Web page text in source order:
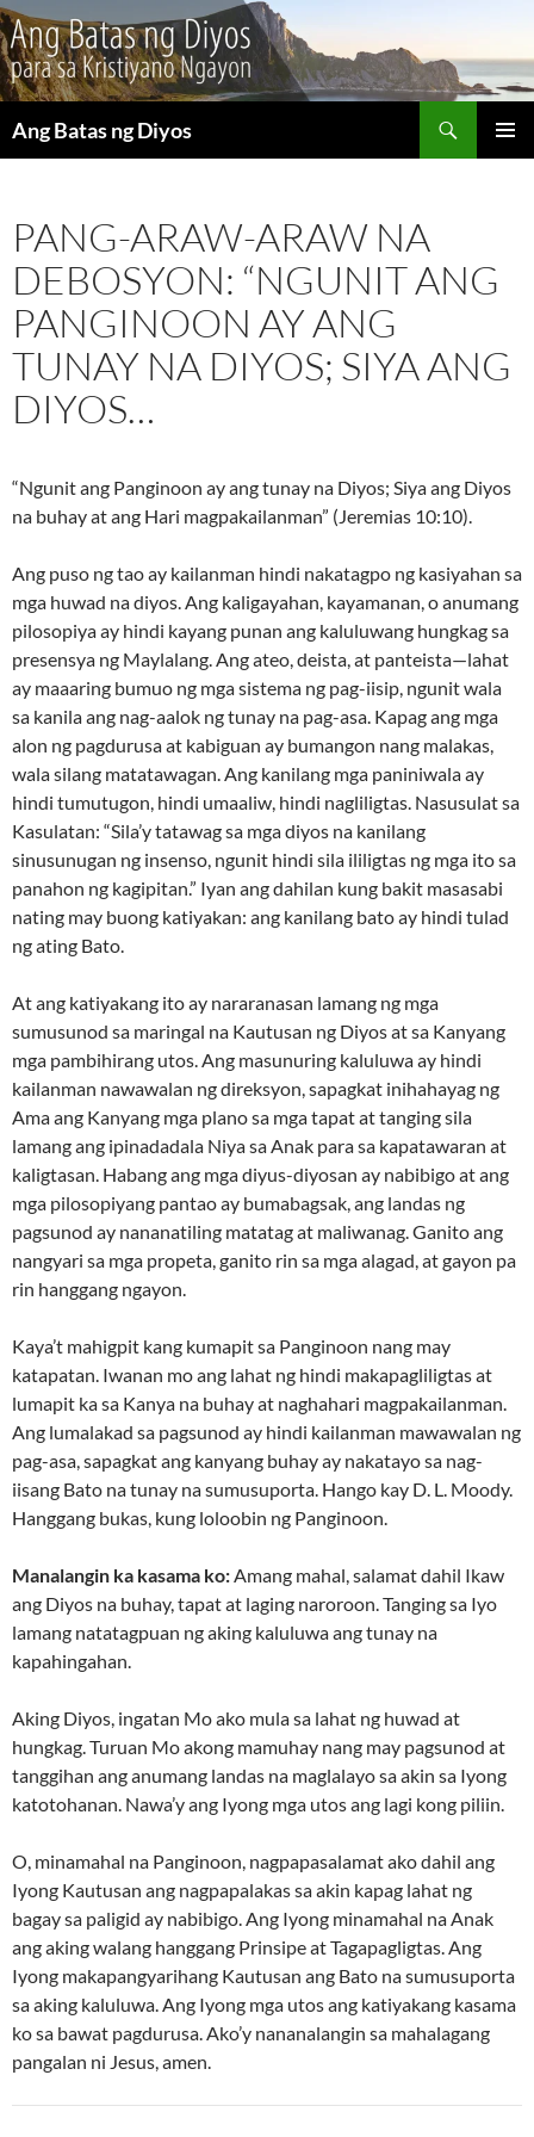
Ang Batas ng Diyos
PANG-ARAW-ARAW NA
DEBOSYON: “NGUNIT ANG
PANGINOON AY ANG
TUNAY NA DIYOS; SIYA ANG
DIYOS…
“Ngunit ang Panginoon ay ang tunay na Diyos; Siya ang Diyos
na buhay at ang Hari magpakailanman” (Jeremias 10:10).
Ang puso ng tao ay kailanman hindi nakatagpo ng kasiyahan sa
mga huwad na diyos. Ang kaligayahan, kayamanan, o anumang
pilosopiya ay hindi kayang punan ang kaluluwang hungkag sa
presensya ng Maylalang. Ang ateo, deista, at panteista—lahat
ay maaaring bumuo ng mga sistema ng pag-iisip, ngunit wala
sa kanila ang nag-aalok ng tunay na pag-asa. Kapag ang mga
alon ng pagdurusa at kabiguan ay bumangon nang malakas,
wala silang matatawagan. Ang kanilang mga paniniwala ay
hindi tumutugon, hindi umaaliw, hindi nagliligtas. Nasusulat sa
Kasulatan: “Sila’y tatawag sa mga diyos na kanilang
sinusunugan ng insenso, ngunit hindi sila ililigtas ng mga ito sa
panahon ng kagipitan.” Iyan ang dahilan kung bakit masasabi
nating may buong katiyakan: ang kanilang bato ay hindi tulad
ng ating Bato.
At ang katiyakang ito ay nararanasan lamang ng mga
sumusunod sa maringal na Kautusan ng Diyos at sa Kanyang
mga pambihirang utos. Ang masunuring kaluluwa ay hindi
kailanman nawawalan ng direksyon, sapagkat inihahayag ng
Ama ang Kanyang mga plano sa mga tapat at tanging sila
lamang ang ipinadadala Niya sa Anak para sa kapatawaran at
kaligtasan. Habang ang mga diyus-diyosan ay nabibigo at ang
mga pilosopiyang pantao ay bumabagsak, ang landas ng
pagsunod ay nananatiling matatag at maliwanag. Ganito ang
nangyari sa mga propeta, ganito rin sa mga alagad, at gayon pa
rin hanggang ngayon.
Kaya’t mahigpit kang kumapit sa Panginoon nang may
katapatan. Iwanan mo ang lahat ng hindi makapagliligtas at
lumapit ka sa Kanya na buhay at naghahari magpakailanman.
Ang lumalakad sa pagsunod ay hindi kailanman mawawalan ng
pag-asa, sapagkat ang kanyang buhay ay nakatayo sa nag-
iisang Bato na tunay na sumusuporta. Hango kay D. L. Moody.
Hanggang bukas, kung loloobin ng Panginoon.
Manalangin ka kasama ko:Amang mahal, salamat dahil Ikaw
ang Diyos na buhay, tapat at laging naroroon. Tanging sa Iyo
lamang natatagpuan ng aking kaluluwa ang tunay na
kapahingahan.
Aking Diyos, ingatan Mo ako mula sa lahat ng huwad at
hungkag. Turuan Mo akong mamuhay nang may pagsunod at
tanggihan ang anumang landas na maglalayo sa akin sa Iyong
katotohanan. Nawa’y ang Iyong mga utos ang lagi kong piliin.
O, minamahal na Panginoon, nagpapasalamat ako dahil ang
Iyong Kautusan ang nagpapalakas sa akin kapag lahat ng
bagay sa paligid ay nabibigo. Ang Iyong minamahal na Anak
ang aking walang hanggang Prinsipe at Tagapagligtas. Ang
Iyong makapangyarihang Kautusan ang Bato na sumusuporta
sa aking kaluluwa. Ang Iyong mga utos ang katiyakang kasama
ko sa bawat pagdurusa. Ako’y nananalangin sa mahalagang
pangalan ni Jesus, amen.